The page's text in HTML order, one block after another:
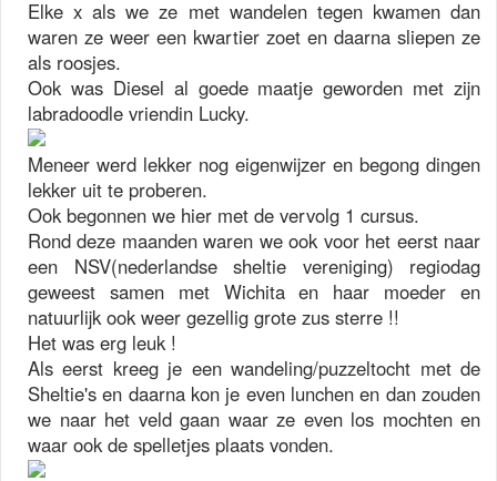
Elke x als we ze met wandelen tegen kwamen dan
waren ze weer een kwartier zoet en daarna sliepen ze
als roosjes.
Ook was Diesel al goede maatje geworden met zijn
labradoodle vriendin Lucky.
Meneer werd lekker nog eigenwijzer en begong dingen
lekker uit te proberen.
Ook begonnen we hier met de vervolg 1 cursus.
Rond deze maanden waren we ook voor het eerst naar
een NSV(nederlandse sheltie vereniging) regiodag
geweest samen met Wichita en haar moeder en
natuurlijk ook weer gezellig grote zus sterre !!
Het was erg leuk !
Als eerst kreeg je een wandeling/puzzeltocht met de
Sheltie's en daarna kon je even lunchen en dan zouden
we naar het veld gaan waar ze even los mochten en
waar ook de spelletjes plaats vonden.